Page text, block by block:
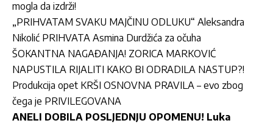
mogla da izdrži!
„PRIHVATAM SVAKU MAJČINU ODLUKU“ Aleksandra
Nikolić PRIHVATA Asmina Durdžića za očuha
ŠOKANTNA NAGAĐANJA! ZORICA MARKOVIĆ
NAPUSTILA RIJALITI KAKO BI ODRADILA NASTUP?!
Produkcija opet KRŠI OSNOVNA PRAVILA – evo zbog
čega je PRIVILEGOVANA
ANELI DOBILA POSLJEDNJU OPOMENU! Luka